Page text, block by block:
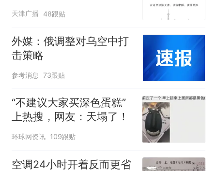
费”，退费没着落，使用期
可延长到2037年
天津广播 48跟贴
外媒：俄调整对乌空中打
击策略
参考消息 73跟贴
“不建议大家买深色蛋糕”
上热搜，网友：天塌了！
环球网资讯 109跟贴
空调24小时开着反而更省